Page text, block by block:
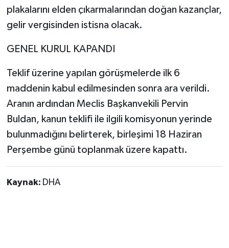
plakalarını elden çıkarmalarından doğan kazançlar,
gelir vergisinden istisna olacak.
GENEL KURUL KAPANDI
Teklif üzerine yapılan görüşmelerde ilk 6
maddenin kabul edilmesinden sonra ara verildi.
Aranın ardından Meclis Başkanvekili Pervin
Buldan, kanun teklifi ile ilgili komisyonun yerinde
bulunmadığını belirterek, birleşimi 18 Haziran
Perşembe günü toplanmak üzere kapattı.
Kaynak: DHA